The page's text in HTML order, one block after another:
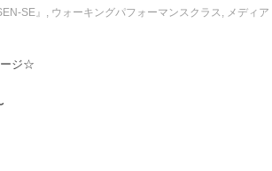
SE』 , ウォーキングパフォーマンスクラス, メディ
ジ☆